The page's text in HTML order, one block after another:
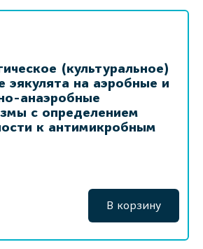
(культуральное)
эякулята на аэробные и
анаэробные
с определением
к антимикробным
В корзину